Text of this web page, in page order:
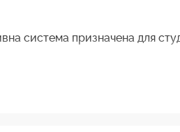
система призначена для
в лінійці. Для камер